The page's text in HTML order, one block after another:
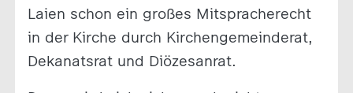
Laien schon ein großes Mitspracherecht
in der Kirche durch Kirchengemeinderat,
Dekanatsrat und Diözesanrat.